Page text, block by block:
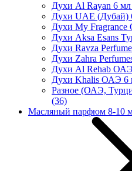
Духи Al Rayan 6 мл
Духи UAE (Дубай)
Духи My
Духи Aksa Esans
Духи Ravza
Духи Zahra
Духи Al Rehab
Духи Khalis ОАЭ 6
Разное (ОАЭ,
(36)
Масляный парфюм 8-10